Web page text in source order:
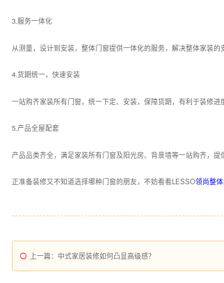
3.服务一体化
从测量，设计到安装，整体门窗提供一体化的服务，解决整体家装的
4.货期统一，快速安装
一站购齐家装所有门窗，统一下定、安装，保障货期，有利于装修进
5.产品全屋配套
产品品类齐全，满足家装所有门窗及阳光房、背景墙等一站购齐，提
正准备装修又不知道选择哪种门窗的朋友，不妨看看LESSO领尚整
上一篇：中式家居装修如何凸显高级感？